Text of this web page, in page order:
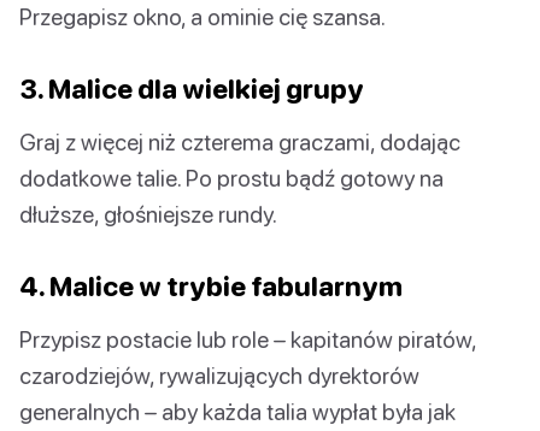
Przegapisz okno, a ominie cię szansa.
3. Malice dla wielkiej grupy
Graj z więcej niż czterema graczami, dodając
dodatkowe talie. Po prostu bądź gotowy na
dłuższe, głośniejsze rundy.
4. Malice w trybie fabularnym
Przypisz postacie lub role – kapitanów piratów,
czarodziejów, rywalizujących dyrektorów
generalnych – aby każda talia wypłat była jak